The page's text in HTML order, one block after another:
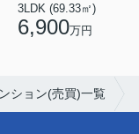
3LDK (69.33㎡)
6,900万円
ション(売買)一覧